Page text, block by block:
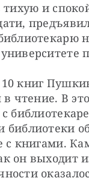
тихую и
книг
в чтение. В
с
библиотеки
с книгами.
он выходит